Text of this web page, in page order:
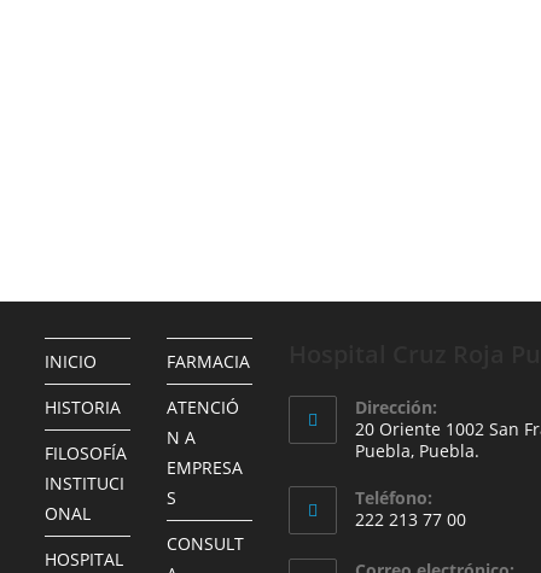
INICIO
HISTORIA
FILOSOFÍA
INSTITUCI
ONAL
HOSPITAL
FARMACIA
ATENCIÓ
N A
EMPRESA
S
CONSULT
Dirección:
20 Oriente 1002 San
Puebla, Puebla.
Teléfono:
222 213 77 00